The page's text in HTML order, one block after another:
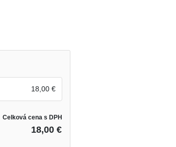
18,00 €
Celková cena s DPH
18,00 €